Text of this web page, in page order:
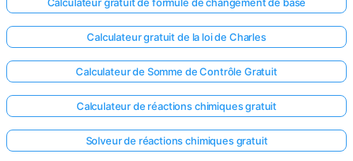
Calculateur gratuit de la loi de Charles
Calculateur de Somme de Contrôle Gratuit
Calculateur de réactions chimiques gratuit
Solveur de réactions chimiques gratuit